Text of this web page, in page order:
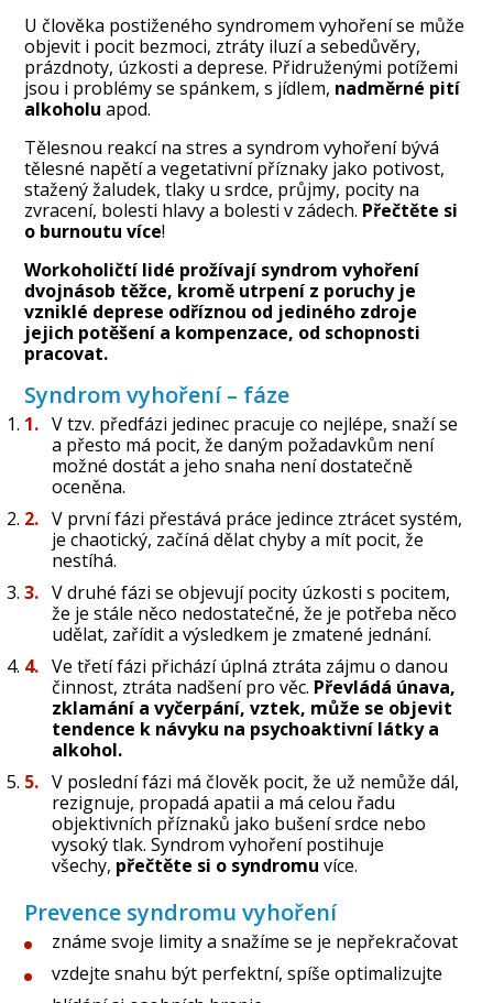
U člověka postiženého syndromem vyhoření se může
objevit i pocit bezmoci, ztráty iluzí a sebedůvěry,
prázdnoty, úzkosti a deprese. Přidruženými potížemi
jsou i problémy se spánkem, s jídlem, nadměrné pití
alkoholu apod.
Tělesnou reakcí na stres a syndrom vyhoření bývá
tělesné napětí a vegetativní příznaky jako potivost,
stažený žaludek, tlaky u srdce, průjmy, pocity na
zvracení, bolesti hlavy a bolesti v zádech. Přečtěte si
o burnoutu více!
Workoholičtí lidé prožívají syndrom vyhoření
dvojnásob těžce, kromě utrpení z poruchy je
vzniklé deprese odříznou od jediného zdroje
jejich potěšení a kompenzace, od schopnosti
pracovat.
Syndrom vyhoření – fáze
V tzv. předfázi jedinec pracuje co nejlépe, snaží se
a přesto má pocit, že daným požadavkům není
možné dostát a jeho snaha není dostatečně
oceněna.
V první fázi přestává práce jedince ztrácet systém,
je chaotický, začíná dělat chyby a mít pocit, že
nestíhá.
V druhé fázi se objevují pocity úzkosti s pocitem,
že je stále něco nedostatečné, že je potřeba něco
udělat, zařídit a výsledkem je zmatené jednání.
Ve třetí fázi přichází úplná ztráta zájmu o danou
činnost, ztráta nadšení pro věc. Převládá únava,
zklamání a vyčerpání, vztek, může se objevit
tendence k návyku na psychoaktivní látky a
alkohol.
V poslední fázi má člověk pocit, že už nemůže dál,
rezignuje, propadá apatii a má celou řadu
objektivních příznaků jako bušení srdce nebo
vysoký tlak. Syndrom vyhoření postihuje
všechy, přečtěte si o syndromu více.
Prevence syndromu vyhoření
známe svoje limity a snažíme se je nepřekračovat
vzdejte snahu být perfektní, spíše optimalizujte